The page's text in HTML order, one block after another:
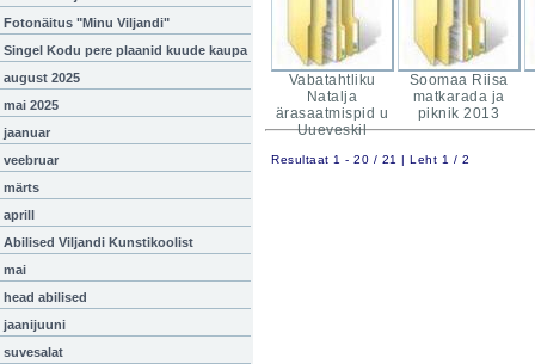
Fotonäitus "Minu Viljandi"
Singel Kodu pere plaanid kuude kaupa
august 2025
mai 2025
jaanuar
veebruar
märts
aprill
Abilised Viljandi Kunstikoolist
mai
head abilised
jaanijuuni
suvesalat
Vabatahtliku
Natalja
ärasaatmispid u
Uueveskil
Soomaa Riisa
matkarada ja
piknik 2013
Resultaat 1 - 20 / 21 | Leht 1 / 2